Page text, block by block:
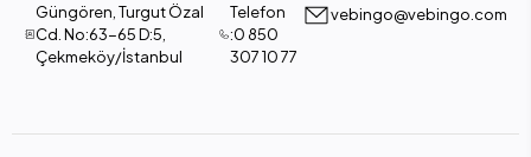
Güngören, Turgut Özal
Cd. No:63-65 D:5,
Çekmeköy/İstanbul
Telefon
:0 850
307 10 77
vebingo@vebingo.com